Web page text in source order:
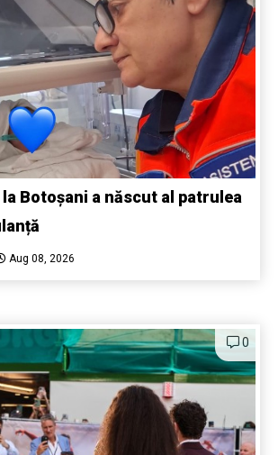
la Botoșani a născut al patrulea
Aug 08, 2026
0